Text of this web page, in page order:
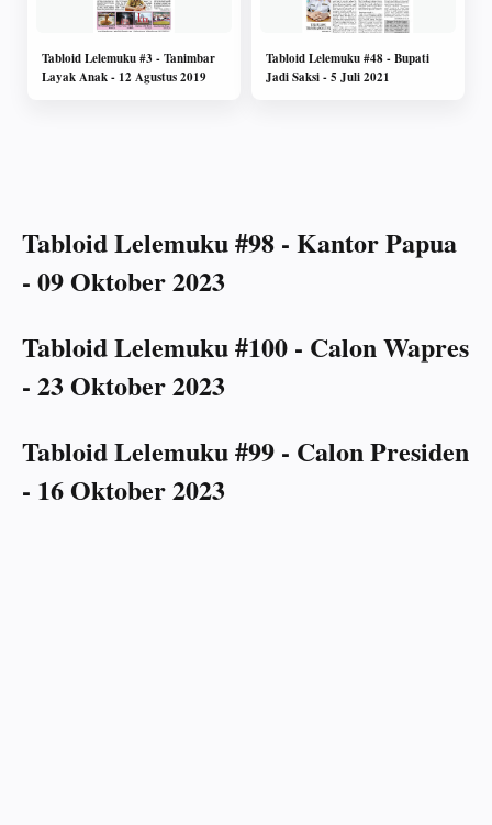
Tabloid Lelemuku #3 - Tanimbar
Layak Anak - 12 Agustus 2019
Tabloid Lelemuku #48 - Bupati
Jadi Saksi - 5 Juli 2021
Tabloid Lelemuku #98 - Kantor Papua
- 09 Oktober 2023
Tabloid Lelemuku #100 - Calon Wapres
- 23 Oktober 2023
Tabloid Lelemuku #99 - Calon Presiden
- 16 Oktober 2023